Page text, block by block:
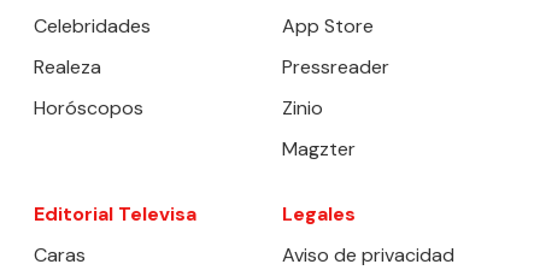
Celebridades
Realeza
Horóscopos
App Store
Pressreader
Zinio
Magzter
Editorial Televisa
Caras
Legales
Aviso de privacidad